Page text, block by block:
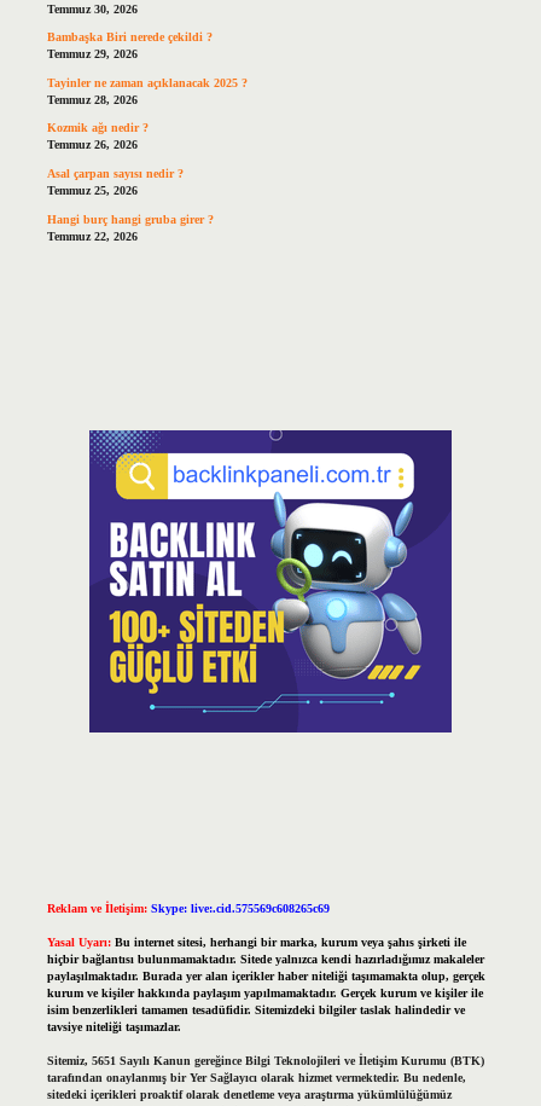
Temmuz 30, 2026
Bambaşka Biri nerede çekildi ?
Temmuz 29, 2026
Tayinler ne zaman açıklanacak 2025 ?
Temmuz 28, 2026
Kozmik ağı nedir ?
Temmuz 26, 2026
Asal çarpan sayısı nedir ?
Temmuz 25, 2026
Hangi burç hangi gruba girer ?
Temmuz 22, 2026
Reklam ve İletişim: Skype: live:.cid.575569c608265c69
Yasal Uyarı: Bu internet sitesi, herhangi bir marka, kurum veya şahıs şirketi ile
hiçbir bağlantısı bulunmamaktadır. Sitede yalnızca kendi hazırladığımız makaleler
paylaşılmaktadır. Burada yer alan içerikler haber niteliği taşımamakta olup, gerçek
kurum ve kişiler hakkında paylaşım yapılmamaktadır. Gerçek kurum ve kişiler ile
isim benzerlikleri tamamen tesadüfidir. Sitemizdeki bilgiler taslak halindedir ve
tavsiye niteliği taşımazlar.
Sitemiz, 5651 Sayılı Kanun gereğince Bilgi Teknolojileri ve İletişim Kurumu (BTK)
tarafından onaylanmış bir Yer Sağlayıcı olarak hizmet vermektedir. Bu nedenle,
sitedeki içerikleri proaktif olarak denetleme veya araştırma yükümlülüğümüz